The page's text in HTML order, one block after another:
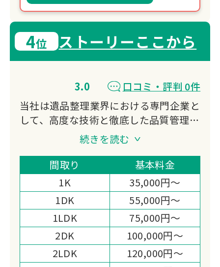
4位 ストーリーここから
3.0
口コミ・評判 0件
当社は遺品整理業界における専門企業と
して、高度な技術と徹底した品質管理に
基づき、誠実かつ迅速なサービスを提供
ご遺族様の心情に配慮し、安全かつ安心
してご依頼いただける体制を整えており
ます。
地域社会に根ざし、信頼されるパートナ
ーを目指します。
続きを読む
間取り
基本料金
1K
35,000円～
1DK
55,000円～
1LDK
75,000円～
2DK
100,000円～
2LDK
120,000円～